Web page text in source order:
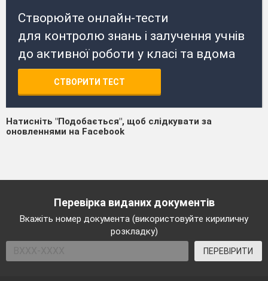
Створюйте онлайн-тести
для контролю знань і залучення учнів
до активної роботи у класі та вдома
СТВОРИТИ ТЕСТ
Натисніть "Подобається", щоб слідкувати за
оновленнями на Facebook
Перевірка виданих документів
Вкажіть номер документа (використовуйте кириличну
розкладку)
ПЕРЕВІРИТИ